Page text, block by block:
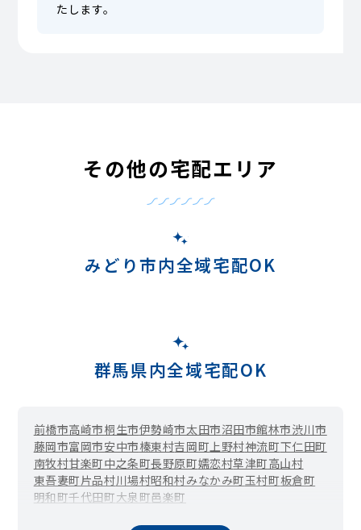
たします。
その他の宅配エリア
みどり市内全域宅配OK
群馬県内全域宅配OK
前橋市高崎市桐生市伊勢崎市太田市沼田市館林市渋川市
藤岡市富岡市安中市榛東村吉岡町上野村神流町下仁田町
南牧村甘楽町中之条町長野原町嬬恋村草津町高山村
東吾妻町片品村川場村昭和村みなかみ町玉村町板倉町
明和町千代田町大泉町邑楽町